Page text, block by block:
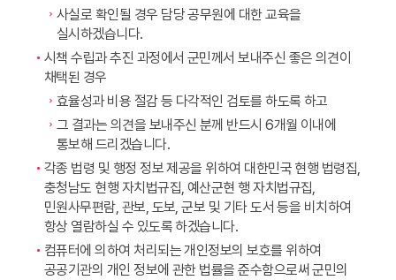
사실로 확인될 경우 담당 공무원에 대한 교육을
실시하겠습니다.
시책 수립과 추진 과정에서 군민께서 보내주신 좋은 의견이
채택된 경우
효율성과 비용 절감 등 다각적인 검토를 하도록 하고
그 결과는 의견을 보내주신 분께 반드시 6개월 이내에
통보해 드리겠습니다.
각종 법령 및 행정 정보 제공을 위하여 대한민국 현행 법령집,
충청남도 현행 자치법규집, 예산군현 행 자치법규집,
민원사무편람, 관보, 도보, 군보 및 기타 도서 등을 비치하여
항상 열람하실 수 있도록 하겠습니다.
컴퓨터에 의하여 처리되는 개인정보의 보호를 위하여
공공기관의 개인 정보에 관한 법률을 준수함으로써 군민의